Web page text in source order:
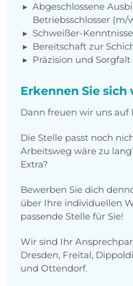
Abgeschlossene
Betriebsschlosser
Schweißer-
Bereitschaft zur
Präzision und Sorgfalt
Erkennen Sie sich
Dann freuen wir uns auf
Die Stelle passt noch
Arbeitsweg wäre zu
Extra?
Bewerben Sie dich
über Ihre individuellen
passende Stelle für Sie!
Wir sind Ihr
Dresden, Freital,
und Ottendorf.